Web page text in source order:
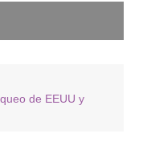
de EEUU y